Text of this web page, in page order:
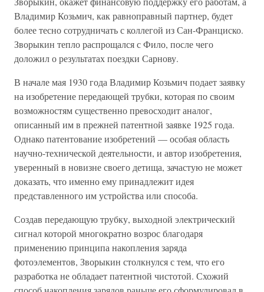
Владимир Козьмич, как равноправный партнер, будет
более тесно сотрудничать с коллегой из Сан-Франциско.
Зворыкин тепло распрощался с Фило, после чего
доложил о результатах поездки Сарнову.
В начале мая 1930 года Владимир Козьмич подает заявку
на изобретение передающей трубки, которая по своим
возможностям существенно превосходит аналог,
описанный им в прежней патентной заявке 1925 года.
Однако патентование изобретений — особая область
научно-технической деятельности, и автор изобретения,
уверенный в новизне своего детища, зачастую не может
доказать, что именно ему принадлежит идея
представленного им устройства или способа.
Создав передающую трубку, выходной электрический
сигнал которой многократно возрос благодаря
применению принципа накопления заряда
фотоэлементов, Зворыкин столкнулся с тем, что его
разработка не обладает патентной чистотой. Схожий